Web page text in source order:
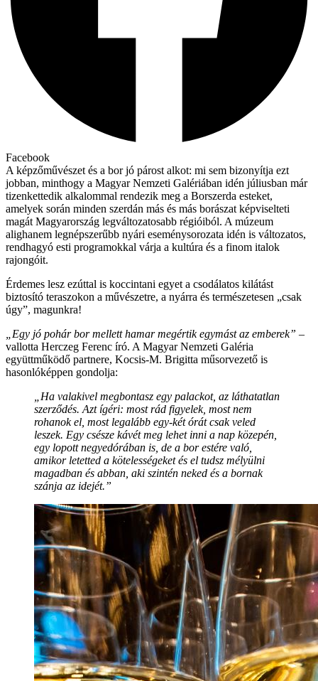
Facebook
A képzőművészet és a bor jó párost alkot: mi sem bizonyítja ezt
jobban, minthogy a Magyar Nemzeti Galériában idén júliusban már
tizenkettedik alkalommal rendezik meg a Borszerda esteket,
amelyek során minden szerdán más és más borászat képviselteti
magát Magyarország legváltozatosabb régióiból. A múzeum
alighanem legnépszerűbb nyári eseménysorozata idén is változatos,
rendhagyó esti programokkal várja a kultúra és a finom italok
rajongóit.
Érdemes lesz ezúttal is koccintani egyet a csodálatos kilátást
biztosító teraszokon a művészetre, a nyárra és természetesen „csak
úgy”, magunkra!
„Egy jó pohár bor mellett hamar megértik egymást az emberek” –
vallotta Herczeg Ferenc író. A Magyar Nemzeti Galéria
együttműködő partnere, Kocsis-M. Brigitta műsorvezető is
hasonlóképpen gondolja:
„Ha valakivel megbontasz egy palackot, az láthatatlan
szerződés. Azt ígéri: most rád figyelek, most nem
rohanok el, most legalább egy-két órát csak veled
leszek. Egy csésze kávét meg lehet inni a nap közepén,
egy lopott negyedórában is, de a bor estére való,
amikor letetted a kötelességeket és el tudsz mélyülni
magadban és abban, aki szintén neked és a bornak
szánja az idejét.”